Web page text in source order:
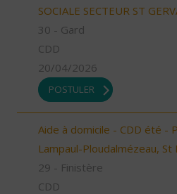
SOCIALE SECTEUR ST
30 - Gard
CDD
20/04/2026
POSTULER
Aide à domicile - CDD été -
Lampaul-Ploudalmézeau, St
29 - Finistère
CDD